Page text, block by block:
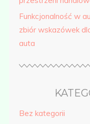
Funkcjonalność w
zbiór wskazówek
auta
Bez kategorii